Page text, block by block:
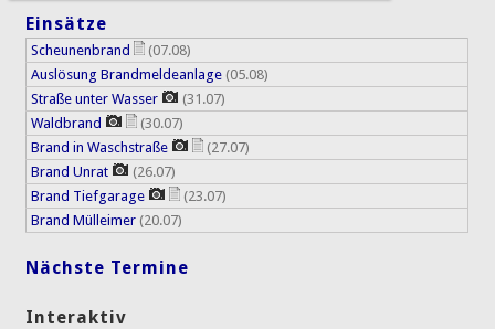
Einsätze
Scheunenbrand
(07.08)
Auslösung Brandmeldeanlage (05.08)
Straße unter Wasser
(31.07)
Waldbrand
(30.07)
Brand in Waschstraße
(27.07)
Brand Unrat
(26.07)
Brand Tiefgarage
(23.07)
Brand Mülleimer (20.07)
Nächste Termine
Interaktiv